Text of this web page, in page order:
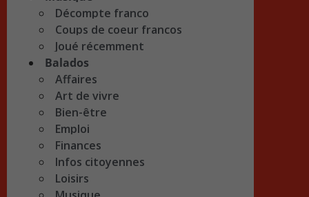
Décompte franco
Coups de coeur francos
Joué récemment
Balados
Affaires
Art de vivre
Bien-être
Emploi
Finances
Infos citoyennes
Loisirs